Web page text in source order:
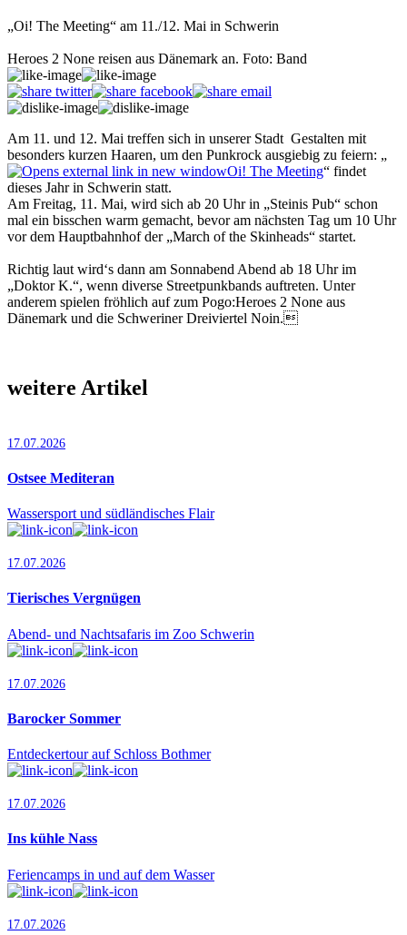
„Oi! The Meeting“ am 11./12. Mai in Schwerin
Heroes 2 None reisen aus Dänemark an. Foto: Band
Am 11. und 12. Mai treffen sich in unserer Stadt Gestalten mit
besonders kurzen Haaren, um den Punkrock ausgiebig zu feiern: „
Oi! The Meeting“ findet
dieses Jahr in Schwerin statt.
Am Freitag, 11. Mai, wird sich ab 20 Uhr in „Steinis Pub“ schon
mal ein bisschen warm gemacht, bevor am nächsten Tag um 10 Uhr
vor dem Hauptbahnhof der „March of the Skinheads“ startet.
Richtig laut wird‘s dann am Sonn­abend Abend ab 18 Uhr im
„Doktor K.“, wenn diverse Streetpunkbands auftreten. Unter
anderem spielen fröhlich auf zum Pogo:Heroes 2 None aus
Dänemark und die Schweriner Dreiviertel Noin.
weitere Artikel
17.07.2026
Ostsee Mediteran
Wassersport und südländisches Flair
17.07.2026
Tierisches Vergnügen
Abend- und Nachtsafaris im Zoo Schwerin
17.07.2026
Barocker Sommer
Entdeckertour auf Schloss Bothmer
17.07.2026
Ins kühle Nass
Feriencamps in und auf dem Wasser
17.07.2026